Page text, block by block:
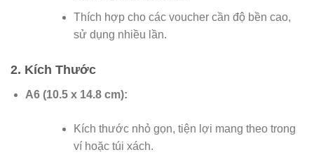
Thích hợp cho các voucher cần độ bền cao,
sử dụng nhiều lần.
2. Kích Thước
A6 (10.5 x 14.8 cm):
Kích thước nhỏ gọn, tiện lợi mang theo trong
ví hoặc túi xách.